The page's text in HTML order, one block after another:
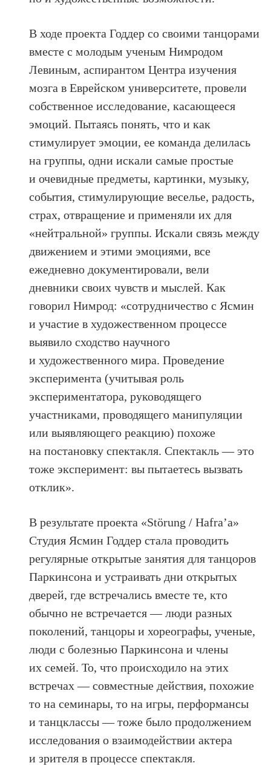
В ходе проекта Годдер со своими танцорами
вместе с молодым ученым Нимродом
Левиным, аспирантом Центра изучения
мозга в Еврейском университете, провели
собственное исследование, касающееся
эмоций. Пытаясь понять, что и как
стимулирует эмоции, ее команда делилась
на группы, одни искали самые простые
и очевидные предметы, картинки, музыку,
события, стимулирующие веселье, радость,
страх, отвращение и применяли их для
«нейтральной» группы. Искали связь между
движением и этими эмоциями, все
ежедневно документировали, вели
дневники своих чувств и мыслей. Как
говорил Нимрод: «сотрудничество с Ясмин
и участие в художественном процессе
выявило сходство научного
и художественного мира. Проведение
эксперимента (учитывая роль
экспериментатора, руководящего
участниками, проводящего манипуляции
или выявляющего реакцию) похоже
на постановку спектакля. Спектакль — это
тоже эксперимент: вы пытаетесь вызвать
отклик».
В результате проекта «Störung / Hafra’a»
Студия Ясмин Годдер стала проводить
регулярные открытые занятия для танцоров
Паркинсона и устраивать дни открытых
дверей, где встречались вместе те, кто
обычно не встречается — люди разных
поколений, танцоры и хореографы, ученые,
люди с болезнью Паркинсона и члены
их семей. То, что происходило на этих
встречах — совместные действия, похожие
то на семинары, то на игры, перформансы
и танцклассы — тоже было продолжением
исследования о взаимодействии актера
и зрителя в процессе спектакля.